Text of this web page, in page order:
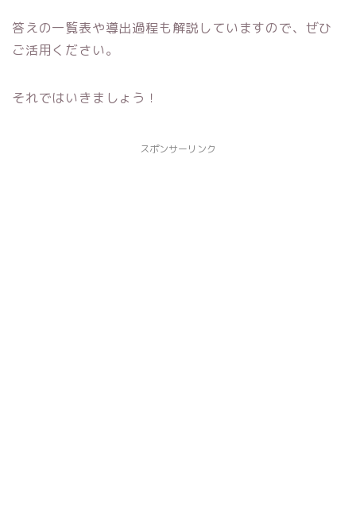
答えの一覧表や導出過程も解説していますので、ぜひ
ご活用ください。
それではいきましょう！
スポンサーリンク